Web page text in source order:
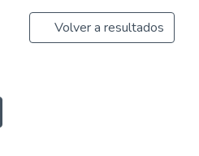
Volver a resultados